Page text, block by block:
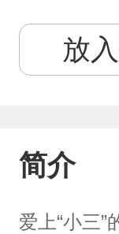
放
简介
爱上“小三